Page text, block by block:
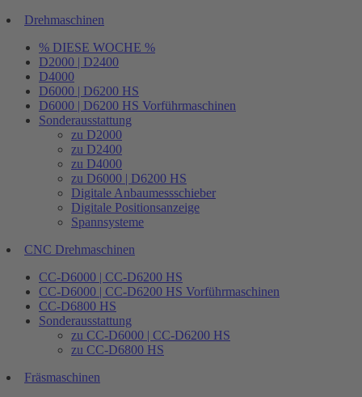
Drehmaschinen
% DIESE WOCHE %
D2000 | D2400
D4000
D6000 | D6200 HS
D6000 | D6200 HS Vorführmaschinen
Sonderausstattung
zu D2000
zu D2400
zu D4000
zu D6000 | D6200 HS
Digitale Anbaumessschieber
Digitale Positionsanzeige
Spannsysteme
CNC Drehmaschinen
CC-D6000 | CC-D6200 HS
CC-D6000 | CC-D6200 HS Vorführmaschinen
CC-D6800 HS
Sonderausstattung
zu CC-D6000 | CC-D6200 HS
zu CC-D6800 HS
Fräsmaschinen